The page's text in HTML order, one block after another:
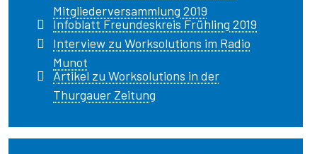
Mitgliederversammlung 2019
Infoblatt Freundeskreis Frühling 2019
Interview zu Worksolutions im Radio
Munot
Artikel zu Worksolutions in der
Thurgauer Zeitung